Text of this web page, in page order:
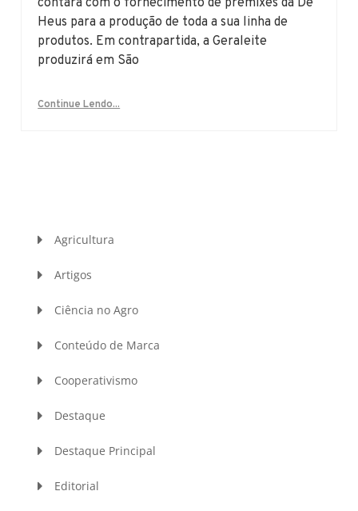
contará com o fornecimento de premixes da De
Heus para a produção de toda a sua linha de
produtos. Em contrapartida, a Geraleite
produzirá em São
Continue Lendo...
Agricultura
Artigos
Ciência no Agro
Conteúdo de Marca
Cooperativismo
Destaque
Destaque Principal
Editorial